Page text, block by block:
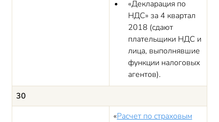
«Декларация по
НДС» за 4 квартал
2018 (сдают
плательщики НДС и
лица, выполнявшие
функции налоговых
агентов).
30
«Расчет по страховым